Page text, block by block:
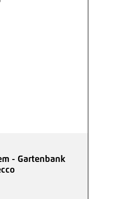
- Gartenbank